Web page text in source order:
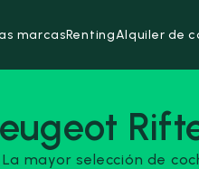
marcasRentingAlquiler de
La mayor selección de